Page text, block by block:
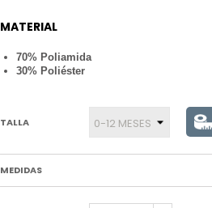
MATERIAL
70% Poliamida
30% Poliéster
TALLA
MEDIDAS